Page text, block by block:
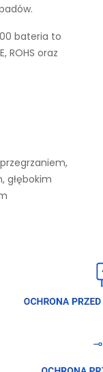
bateria to
ROHS oraz
głębokim